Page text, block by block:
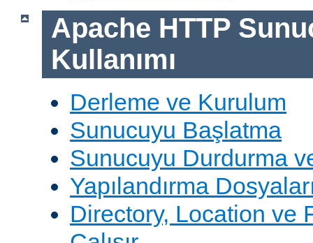
Apache HTTP
Kullanımı
Derleme ve Kurulum
Sunucuyu Başlatma
Sunucuyu Durdurma
Yapılandırma
Directory, Location ve